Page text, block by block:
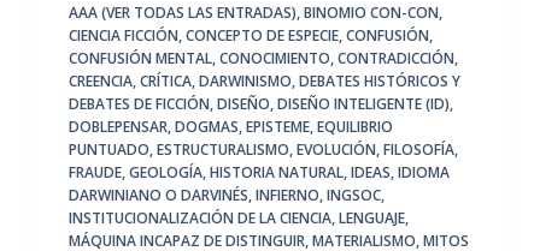
AAA (VER TODAS LAS ENTRADAS),BINOMIO CON-CON,
CIENCIA FICCIÓN,CONCEPTO DE ESPECIE,CONFUSIÓN,
CONFUSIÓN MENTAL,CONOCIMIENTO,CONTRADICCIÓN,
CREENCIA,CRÍTICA,DARWINISMO,DEBATES HISTÓRICOS Y
DEBATES DE FICCIÓN,DISEÑO,DISEÑO INTELIGENTE (ID),
DOBLEPENSAR,DOGMAS,EPISTEME,EQUILIBRIO
PUNTUADO,ESTRUCTURALISMO,EVOLUCIÓN,FILOSOFÍA,
FRAUDE,GEOLOGÍA,HISTORIA NATURAL,IDEAS,IDIOMA
DARWINIANO O DARVINÉS,INFIERNO,INGSOC,
INSTITUCIONALIZACIÓN DE LA CIENCIA,LENGUAJE,
MÁQUINA INCAPAZ DE DISTINGUIR,MATERIALISMO,MITOS